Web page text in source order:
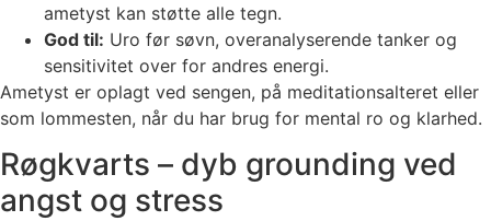
ametyst kan støtte alle tegn.
God til: Uro før søvn, overanalyserende tanker og
sensitivitet over for andres energi.
Ametyst er oplagt ved sengen, på meditationsalteret eller
som lommesten, når du har brug for mental ro og klarhed.
Røgkvarts – dyb grounding ved
angst og stress